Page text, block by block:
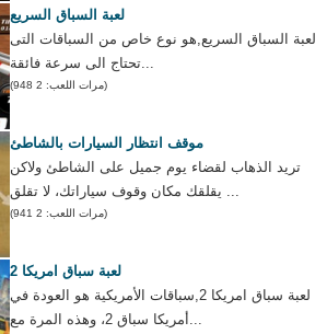
لعبة السباق السريع
لعبة السباق السريع,هو نوع خاص من السباقات التى
تحتاج الى سرعة فائقة...
(مرات اللعب: 2 948)
موقف انتظار السيارات بالشاطئ
تريد الذهاب لقضاء يوم جميل على الشاطئ ولاكن
يقلقك مكان وقوف سياراتك، لا تقلق ...
(مرات اللعب: 2 941)
لعبة سباق امريكا 2
لعبة سباق امريكا 2,سباقات الأمريكية هو العودة في
أمريكا سباق 2، وهذه المرة مع...